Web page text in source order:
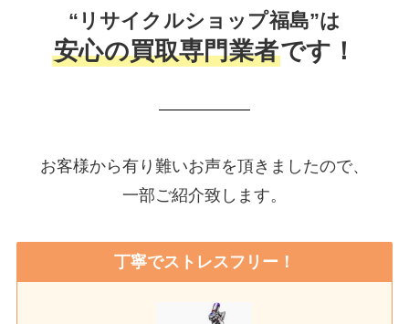
“リサイクルショップ福島”は
安心の買取専門業者です！
お客様から有り難いお声を頂きましたので、
一部ご紹介致します。
丁寧でストレスフリー！